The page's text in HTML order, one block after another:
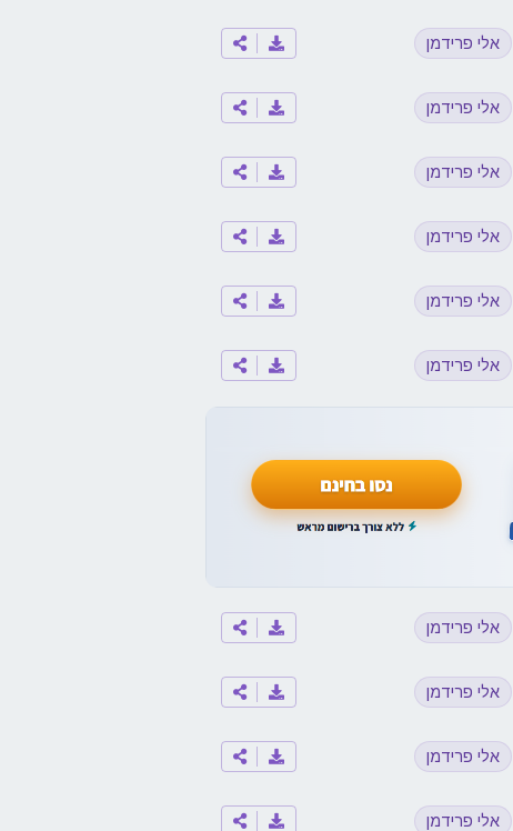
אלי פרידמן
אלי פרידמן
אלי פרידמן
אלי פרידמן
אלי פרידמן
אלי פרידמן
אלי פרידמן
אלי פרידמן
אלי פרידמן
אלי פרידמן